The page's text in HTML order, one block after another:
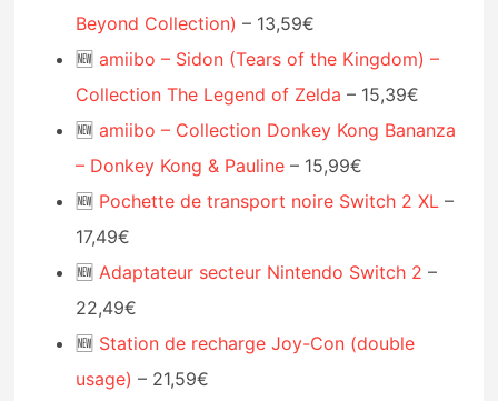
Beyond Collection) – 13,59€
🆕amiibo – Sidon (Tears of the Kingdom) –
Collection The Legend of Zelda – 15,39€
🆕amiibo – Collection Donkey Kong Bananza
– Donkey Kong & Pauline – 15,99€
🆕 Pochette de transport noire Switch 2 XL –
17,49€
🆕 Adaptateur secteur Nintendo Switch 2 –
22,49€
🆕 Station de recharge Joy-Con (double
usage) – 21,59€